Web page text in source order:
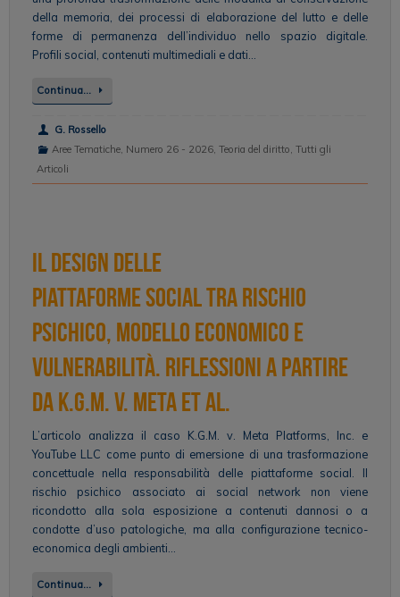
della memoria, dei processi di elaborazione del lutto e delle
forme di permanenza dell’individuo nello spazio digitale.
Profili social, contenuti multimediali e dati…
Continua…
G. Rossello
Aree Tematiche, Numero 26 - 2026, Teoria del diritto, Tutti gli
Articoli
Il design delle
piattaforme social tra rischio
psichico, modello economico e
vulnerabilità. Riflessioni a partire
da K.G.M. v. Meta et al.
L’articolo analizza il caso K.G.M. v. Meta Platforms, Inc. e
YouTube LLC come punto di emersione di una trasformazione
concettuale nella responsabilità delle piattaforme social. Il
rischio psichico associato ai social network non viene
ricondotto alla sola esposizione a contenuti dannosi o a
condotte d’uso patologiche, ma alla configurazione tecnico-
economica degli ambienti…
Continua…